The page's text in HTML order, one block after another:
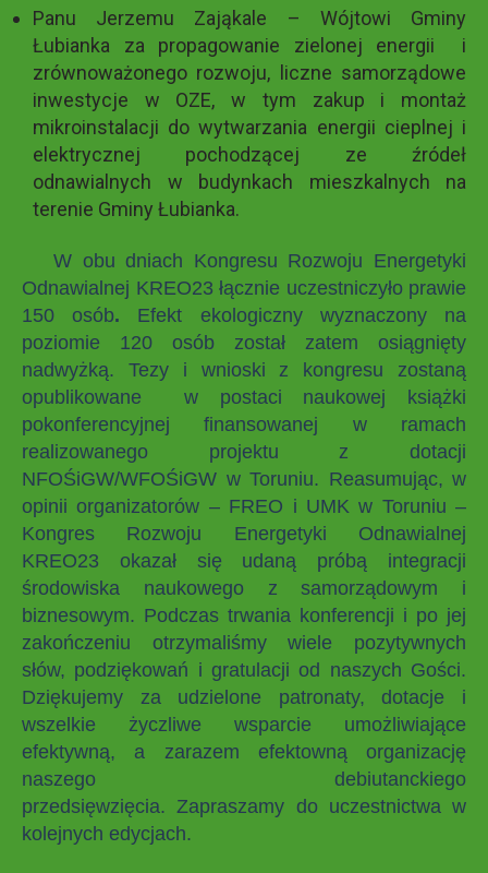
Panu Jerzemu Zająkale – Wójtowi Gminy
Łubianka za propagowanie zielonej energii i
zrównoważonego rozwoju, liczne samorządowe
inwestycje w OZE, w tym zakup i montaż
mikroinstalacji do wytwarzania energii cieplnej i
elektrycznej pochodzącej ze źródeł
odnawialnych w budynkach mieszkalnych na
terenie Gminy Łubianka.
W obu dniach Kongresu Rozwoju Energetyki
Odnawialnej KREO23 łącznie uczestniczyło prawie
150 osób. Efekt ekologiczny wyznaczony na
poziomie 120 osób został zatem osiągnięty
nadwyżką. Tezy i wnioski z kongresu zostaną
opublikowane w postaci naukowej książki
pokonferencyjnej finansowanej w ramach
realizowanego projektu z dotacji
NFOŚiGW/WFOŚiGW w Toruniu. Reasumując, w
opinii organizatorów – FREO i UMK w Toruniu –
Kongres Rozwoju Energetyki Odnawialnej
KREO23 okazał się udaną próbą integracji
środowiska naukowego z samorządowym i
biznesowym. Podczas trwania konferencji i po jej
zakończeniu otrzymaliśmy wiele pozytywnych
słów, podziękowań i gratulacji od naszych Gości.
Dziękujemy za udzielone patronaty, dotacje i
wszelkie życzliwe wsparcie umożliwiające
efektywną, a zarazem efektowną organizację
naszego debiutanckiego
przedsięwzięcia. Zapraszamy do uczestnictwa w
kolejnych edycjach.